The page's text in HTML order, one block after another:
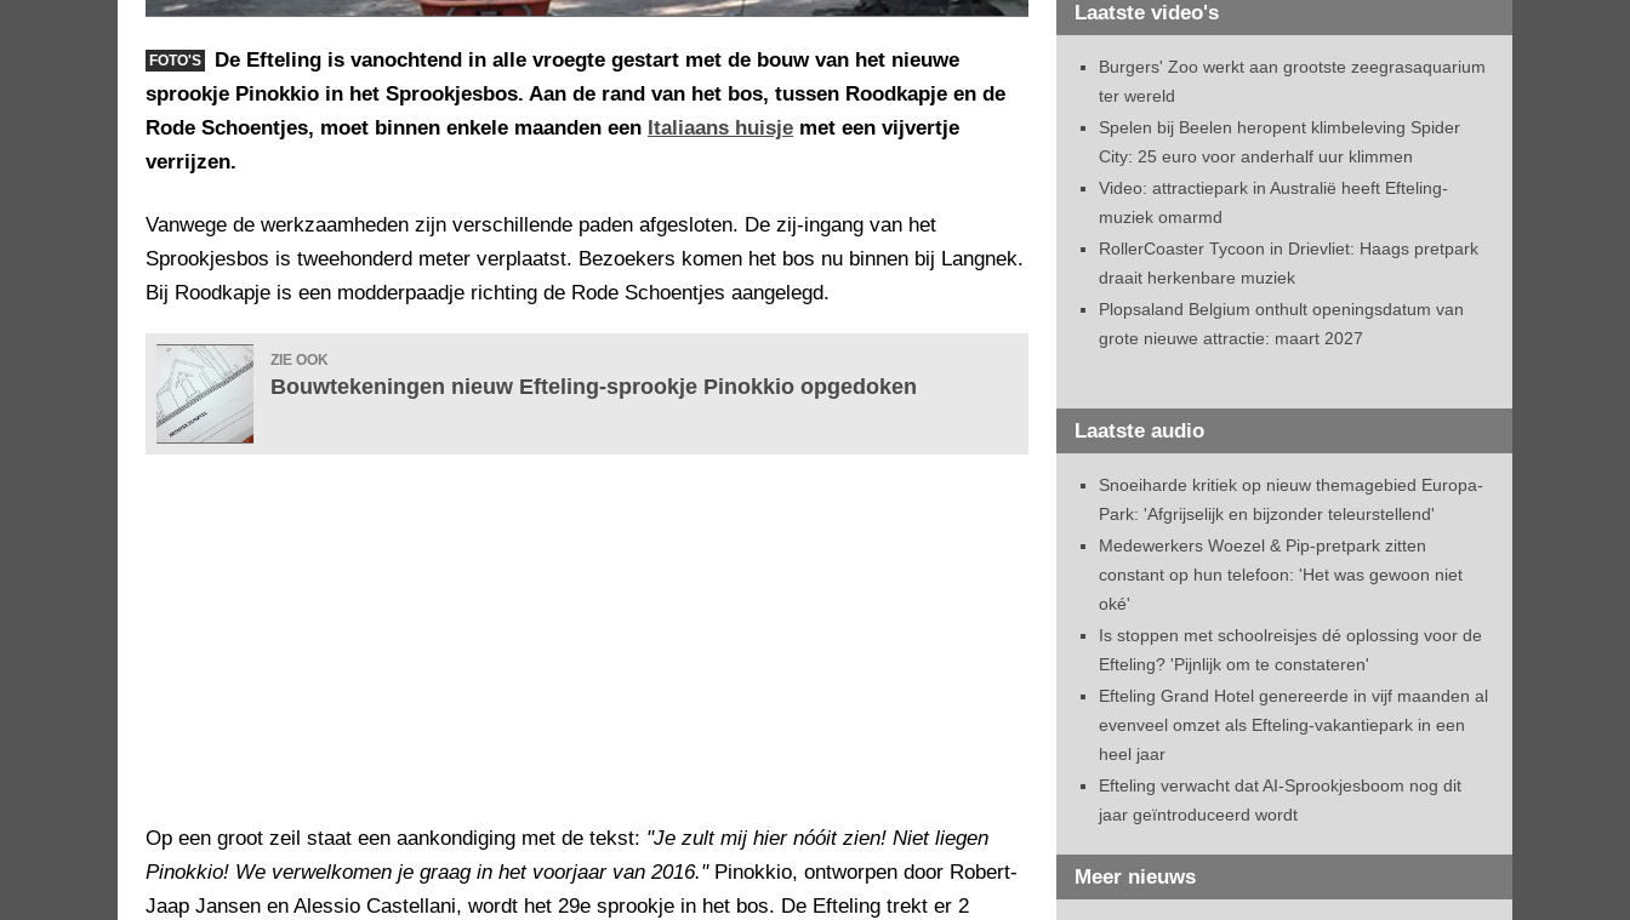
FOTO'S
De Efteling is vanochtend in alle vroegte gestart met de bouw van het nieuwe
sprookje Pinokkio in het Sprookjesbos. Aan de rand van het bos, tussen Roodkapje en de
Rode Schoentjes, moet binnen enkele maanden een Italiaans huisje met een vijvertje
verrijzen.
Vanwege de werkzaamheden zijn verschillende paden afgesloten. De zij-ingang van het
Sprookjesbos is tweehonderd meter verplaatst. Bezoekers komen het bos nu binnen bij Langnek.
Bij Roodkapje is een modderpaadje richting de Rode Schoentjes aangelegd.
ZIE OOK
Bouwtekeningen nieuw Efteling-sprookje Pinokkio opgedoken
Op een groot zeil staat een aankondiging met de tekst: "Je zult mij hier nóóit zien! Niet liegen
Pinokkio! We verwelkomen je graag in het voorjaar van 2016."Pinokkio, ontworpen door Robert-
Jaap Jansen en Alessio Castellani, wordt het 29e sprookje in het bos. De Efteling trekt er 2
Laatste video's
Burgers' Zoo werkt aan grootste zeegrasaquarium
ter wereld
Spelen bij Beelen heropent klimbeleving Spider
City: 25 euro voor anderhalf uur klimmen
Video: attractiepark in Australië heeft Efteling-
muziek omarmd
RollerCoaster Tycoon in Drievliet: Haags pretpark
draait herkenbare muziek
Plopsaland Belgium onthult openingsdatum van
grote nieuwe attractie: maart 2027
Laatste audio
Snoeiharde kritiek op nieuw themagebied Europa-
Park: 'Afgrijselijk en bijzonder teleurstellend'
Medewerkers Woezel & Pip-pretpark zitten
constant op hun telefoon: 'Het was gewoon niet
oké'
Is stoppen met schoolreisjes dé oplossing voor de
Efteling? 'Pijnlijk om te constateren'
Efteling Grand Hotel genereerde in vijf maanden al
evenveel omzet als Efteling-vakantiepark in een
heel jaar
Efteling verwacht dat AI-Sprookjesboom nog dit
jaar geïntroduceerd wordt
Meer nieuws